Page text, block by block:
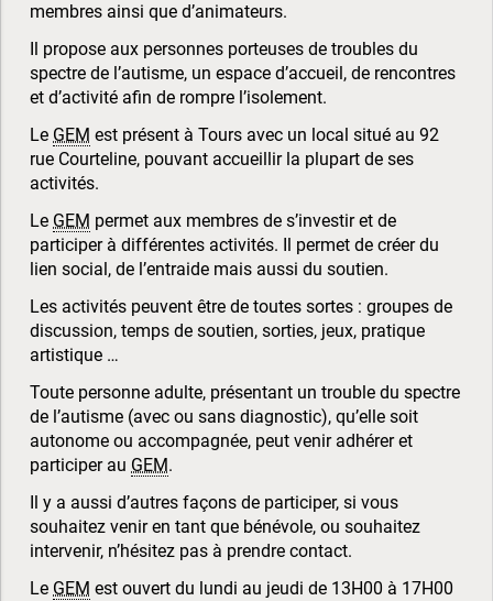
membres ainsi que d’animateurs.
Il propose aux personnes porteuses de troubles du
spectre de l’autisme, un espace d’accueil, de rencontres
et d’activité afin de rompre l’isolement.
Le GEM est présent à Tours avec un local situé au 92
rue Courteline, pouvant accueillir la plupart de ses
activités.
Le GEM permet aux membres de s’investir et de
participer à différentes activités. Il permet de créer du
lien social, de l’entraide mais aussi du soutien.
Les activités peuvent être de toutes sortes : groupes de
discussion, temps de soutien, sorties, jeux, pratique
artistique …
Toute personne adulte, présentant un trouble du spectre
de l’autisme (avec ou sans diagnostic), qu’elle soit
autonome ou accompagnée, peut venir adhérer et
participer au GEM.
Il y a aussi d’autres façons de participer, si vous
souhaitez venir en tant que bénévole, ou souhaitez
intervenir, n’hésitez pas à prendre contact.
Le GEM est ouvert du lundi au jeudi de 13H00 à 17H00